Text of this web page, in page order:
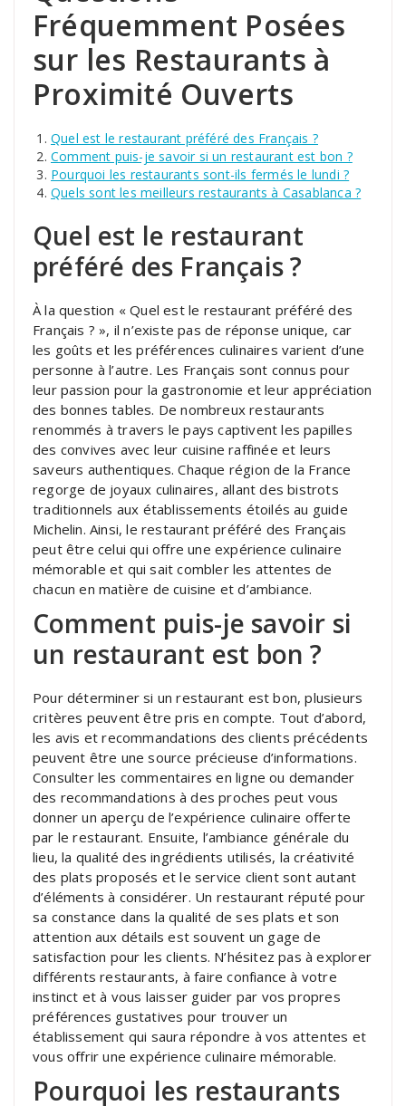
Fréquemment Posées
sur les Restaurants à
Proximité Ouverts
Quel est le restaurant préféré des Français ?
Comment puis-je savoir si un restaurant est bon ?
Pourquoi les restaurants sont-ils fermés le lundi ?
Quels sont les meilleurs restaurants à Casablanca ?
Quel est le restaurant
préféré des Français ?
À la question « Quel est le restaurant préféré des
Français ? », il n’existe pas de réponse unique, car
les goûts et les préférences culinaires varient d’une
personne à l’autre. Les Français sont connus pour
leur passion pour la gastronomie et leur appréciation
des bonnes tables. De nombreux restaurants
renommés à travers le pays captivent les papilles
des convives avec leur cuisine raffinée et leurs
saveurs authentiques. Chaque région de la France
regorge de joyaux culinaires, allant des bistrots
traditionnels aux établissements étoilés au guide
Michelin. Ainsi, le restaurant préféré des Français
peut être celui qui offre une expérience culinaire
mémorable et qui sait combler les attentes de
chacun en matière de cuisine et d’ambiance.
Comment puis-je savoir si
un restaurant est bon ?
Pour déterminer si un restaurant est bon, plusieurs
critères peuvent être pris en compte. Tout d’abord,
les avis et recommandations des clients précédents
peuvent être une source précieuse d’informations.
Consulter les commentaires en ligne ou demander
des recommandations à des proches peut vous
donner un aperçu de l’expérience culinaire offerte
par le restaurant. Ensuite, l’ambiance générale du
lieu, la qualité des ingrédients utilisés, la créativité
des plats proposés et le service client sont autant
d’éléments à considérer. Un restaurant réputé pour
sa constance dans la qualité de ses plats et son
attention aux détails est souvent un gage de
satisfaction pour les clients. N’hésitez pas à explorer
différents restaurants, à faire confiance à votre
instinct et à vous laisser guider par vos propres
préférences gustatives pour trouver un
établissement qui saura répondre à vos attentes et
vous offrir une expérience culinaire mémorable.
Pourquoi les restaurants